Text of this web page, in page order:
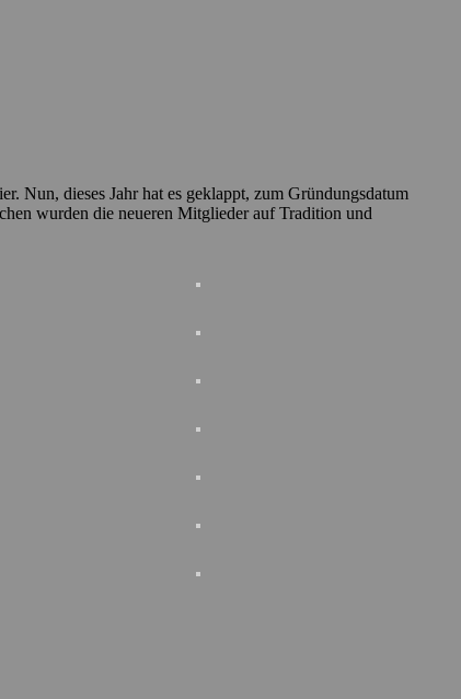
Nun, dieses Jahr hat es geklappt, zum Gründungsdatum
wurden die neueren Mitglieder auf Tradition und